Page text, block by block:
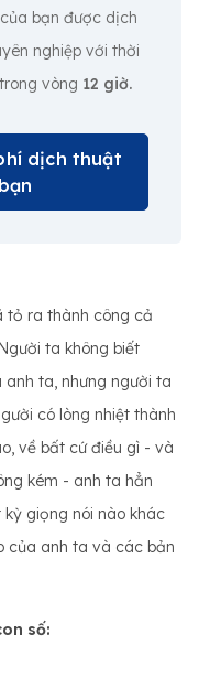
bạn được dịch
nghiệp với thời
vòng 12 giờ.
dịch thuật
tỏ ra thành công cả
ta không biết
ta, nhưng người ta
có lòng nhiệt thành
về bất cứ điều gì - và
kém - anh ta hẳn
giọng nói nào khác
của anh ta và các bản
số: